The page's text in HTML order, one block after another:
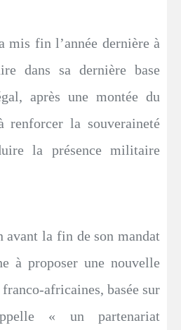
mis fin l’année dernière à
dans sa dernière base
après une montée du
renforcer la souveraineté
la présence militaire
avant la fin de son mandat
à proposer une nouvelle
africaines, basée sur
« un partenariat